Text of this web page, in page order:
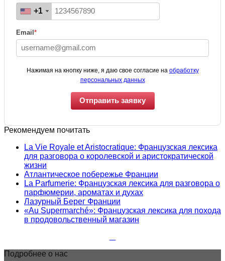
+1
+1
+1
+1
Email*
Нажимая на кнопку ниже, я даю свое согласие на обработку
персональных данных
Отправить заявку
Рекомендуем почитать
La Vie Royale et Aristocratique: Французская лексика
для разговора о королевской и аристократической
жизни
Атлантическое побережье Франции
La Parfumerie: Французская лексика для разговора о
парфюмерии, ароматах и духах
Лазурный Берег Франции
«Au Supermarché»: Французская лексика для похода
в продовольственный магазин
Подробнее о нас